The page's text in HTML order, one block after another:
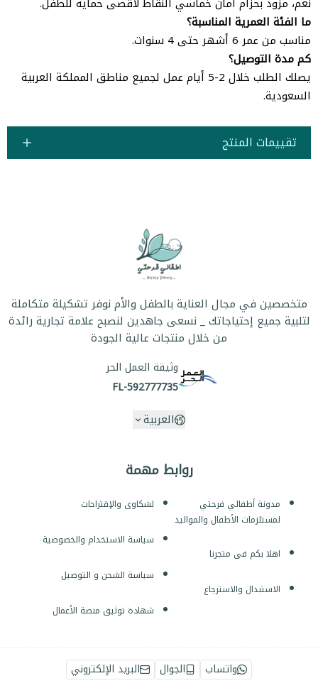
ما الفئة العمرية المناسبة؟
مناسب من عمر 6 أشهر حتى 4 سنوات.
كم مدة التوصيل؟
يصلك الطلب خلال 2-5 أيام عمل لجميع مناطق المملكة العربية
السعودية.
تقييمات المنتج
روابط مهمة
مدونة أطفالي فرحتي
لمستلزمات الأطفال والمواليد
اهلا بكم فى متجرنا
الاستبدال والاسترجاع
لشكاوى والإقتراحات
سياسة الاستخدام والخصوصية
سياسة الشحن و التوصيل
شهادة توثيق منصة الأعمال
متخصصين في مجال العناية بالطفل والأم نوفر تشكيلة متكاملة
لتلبية جميع إحتياجاتك _ نسعى جاهدين لنصبح علامة تجارية رائدة
من خلال منتجات عالية الجودة
وثيقة العمل الحر
FL-592777735
العربية
واتساب الجوال البريد الإلكتروني